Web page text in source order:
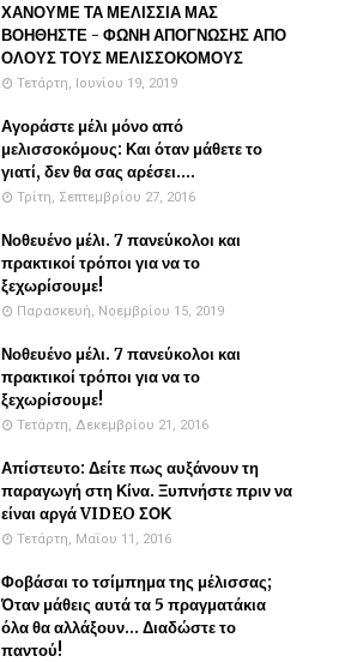
ΧΑΝΟΥΜΕ ΤΑ ΜΕΛΙΣΣΙΑ ΜΑΣ
ΒΟΗΘΗΣΤΕ - ΦΩΝΗ ΑΠΟΓΝΩΣΗΣ ΑΠΟ
ΟΛΟΥΣ ΤΟΥΣ ΜΕΛΙΣΣΟΚΟΜΟΥΣ
Τετάρτη, Ιουνίου 19, 2019
Αγοράστε μέλι μόνο από
μελισσοκόμους: Και όταν μάθετε το
γιατί, δεν θα σας αρέσει....
Τρίτη, Σεπτεμβρίου 27, 2016
Νοθευένο μέλι. 7 πανεύκολοι και
πρακτικοί τρόποι για να το
ξεχωρίσουμε!
Παρασκευή, Νοεμβρίου 15, 2019
Νοθευένο μέλι. 7 πανεύκολοι και
πρακτικοί τρόποι για να το
ξεχωρίσουμε!
Τετάρτη, Δεκεμβρίου 21, 2016
Απίστευτο: Δείτε πως αυξάνουν τη
παραγωγή στη Κίνα. Ξυπνήστε πριν να
είναι αργά VIDEO ΣΟΚ
Τετάρτη, Μαΐου 11, 2016
Φοβάσαι το τσίμπημα της μέλισσας;
Όταν μάθεις αυτά τα 5 πραγματάκια
όλα θα αλλάξουν... Διαδώστε το
παντού!